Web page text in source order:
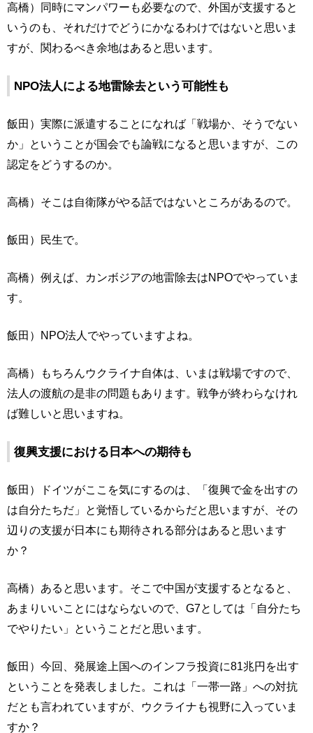
高橋）同時にマンパワーも必要なので、外国が支援すると
いうのも、それだけでどうにかなるわけではないと思いま
すが、関わるべき余地はあると思います。
NPO法人による地雷除去という可能性も
飯田）実際に派遣することになれば「戦場か、そうでない
か」ということが国会でも論戦になると思いますが、この
認定をどうするのか。
高橋）そこは自衛隊がやる話ではないところがあるので。
飯田）民生で。
高橋）例えば、カンボジアの地雷除去はNPOでやっていま
す。
飯田）NPO法人でやっていますよね。
高橋）もちろんウクライナ自体は、いまは戦場ですので、
法人の渡航の是非の問題もあります。戦争が終わらなけれ
ば難しいと思いますね。
復興支援における日本への期待も
飯田）ドイツがここを気にするのは、「復興で金を出すの
は自分たちだ」と覚悟しているからだと思いますが、その
辺りの支援が日本にも期待される部分はあると思います
か？
高橋）あると思います。そこで中国が支援するとなると、
あまりいいことにはならないので、G7としては「自分たち
でやりたい」ということだと思います。
飯田）今回、発展途上国へのインフラ投資に81兆円を出す
ということを発表しました。これは「一帯一路」への対抗
だとも言われていますが、ウクライナも視野に入っていま
すか？